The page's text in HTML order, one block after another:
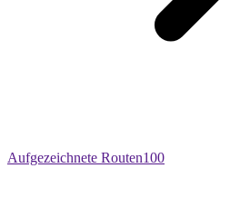
Aufgezeichnete Routen100